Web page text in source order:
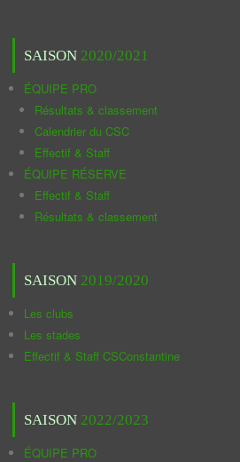
SAISON 2020/2021
ÉQUIPE PRO
Résultats & classement
Calendrier du CSC
Effectif & Staff
ÉQUIPE RÉSERVE
Effectif & Staff
Résultats & classement
SAISON 2019/2020
Les clubs
Les stades
Effectif & Staff CSConstantine
SAISON 2022/2023
ÉQUIPE PRO